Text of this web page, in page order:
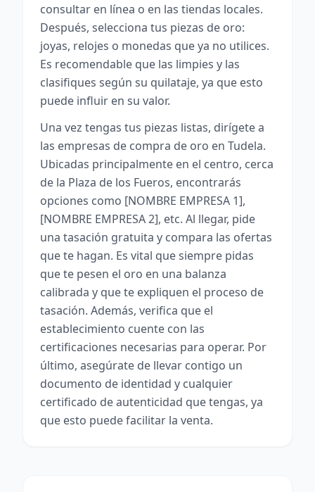
consultar en línea o en las tiendas locales.
Después, selecciona tus piezas de oro:
joyas, relojes o monedas que ya no utilices.
Es recomendable que las limpies y las
clasifiques según su quilataje, ya que esto
puede influir en su valor.
Una vez tengas tus piezas listas, dirígete a
las empresas de compra de oro en Tudela.
Ubicadas principalmente en el centro, cerca
de la Plaza de los Fueros, encontrarás
opciones como [NOMBRE EMPRESA 1],
[NOMBRE EMPRESA 2], etc. Al llegar, pide
una tasación gratuita y compara las ofertas
que te hagan. Es vital que siempre pidas
que te pesen el oro en una balanza
calibrada y que te expliquen el proceso de
tasación. Además, verifica que el
establecimiento cuente con las
certificaciones necesarias para operar. Por
último, asegúrate de llevar contigo un
documento de identidad y cualquier
certificado de autenticidad que tengas, ya
que esto puede facilitar la venta.